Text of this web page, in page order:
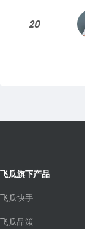
20
飞瓜旗下产品
飞瓜快手
飞瓜品策